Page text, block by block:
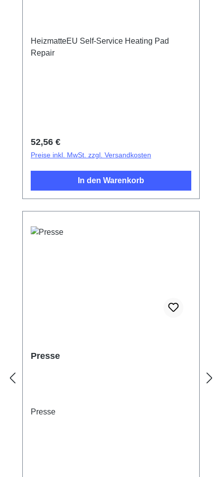
HeizmatteEU Self-Service Heating Pad
Repair
Regulärer Preis:
52,56 €
Preise inkl. MwSt. zzgl. Versandkosten
In den Warenkorb
Presse
Presse